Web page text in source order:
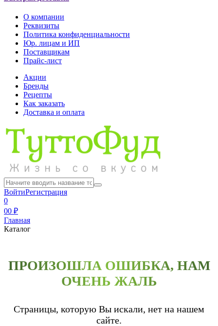
О компании
Реквизиты
Политика конфиденциальности
Юр. лицам и ИП
Поставщикам
Прайс-лист
Акции
Бренды
Рецепты
Как заказать
Доставка и оплата
ВойтиРегистрация
0
00 ₽
Главная
Каталог
ПРОИЗОШЛА ОШИБКА, НАМ
ОЧЕНЬ ЖАЛЬ
Страницы, которую Вы искали, нет на нашем
сайте.